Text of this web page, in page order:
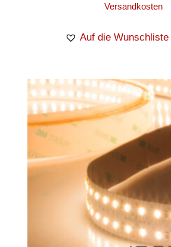
Versandkosten
Auf die